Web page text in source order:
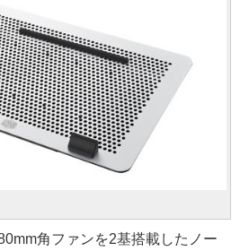
角ファンを2基搭載したノー